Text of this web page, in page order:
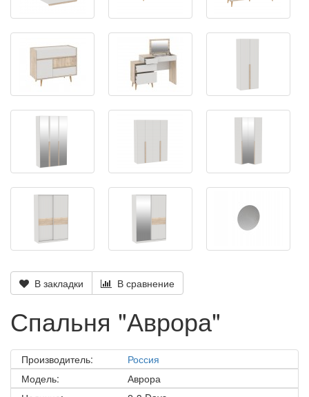
В закладки В сравнение
Спальня "Аврора"
Производитель:
Россия
Модель:
Аврора